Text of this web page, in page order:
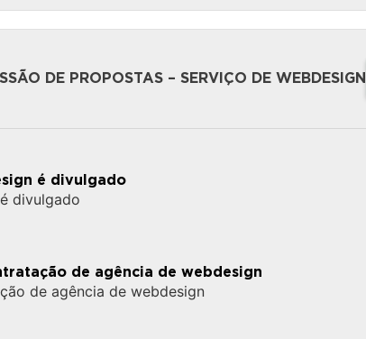
DE PROPOSTAS – SERVIÇO DE WEBDESIGN
é divulgado
divulgado
de agência de webdesign
de agência de webdesign